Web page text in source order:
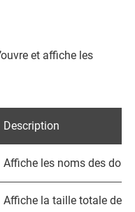
et affiche les
Description
Affiche les noms des
Affiche la taille totale de